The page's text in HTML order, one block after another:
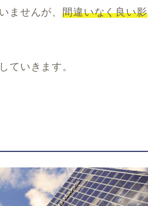
ませんが、間違いなく良い影
ていきます。